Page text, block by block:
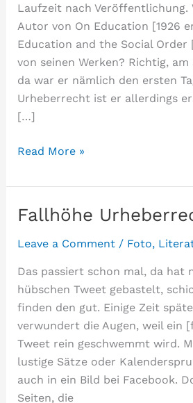
Laufzeit nach Veröffentlichung.
Autor von On Education [1926
Education and the Social Order
von seinen Werken? Richtig, am
da war er nämlich den ersten
Urheberrecht ist er allerdings
[…]
Urheberrechtsverwundung
Read More »
Fallhöhe
Leave a Comment / Foto,
Das passiert schon mal, da hat
hübschen Tweet gebastelt,
finden den gut. Einige Zeit
verwundert die Augen, weil ein
Tweet rein geschwemmt wird.
lustige Sätze oder
auch in ein Bild bei Facebook.
Seiten, die